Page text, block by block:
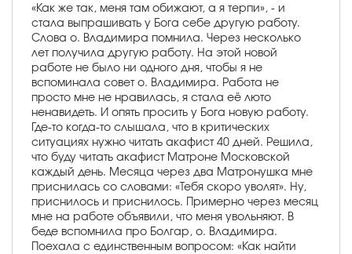
«Как же так, меня там обижают, а я терпи», - и
стала выпрашивать у Бога себе другую работу.
Слова о. Владимира помнила. Через несколько
лет получила другую работу. На этой новой
работе не было ни одного дня, чтобы я не
вспоминала совет о. Владимира. Работа не
просто мне не нравилась, я стала её люто
ненавидеть. И опять просить у Бога новую работу.
Где-то когда-то слышала, что в критических
ситуациях нужно читать акафист 40 дней. Решила,
что буду читать акафист Матроне Московской
каждый день. Месяца через два Матронушка мне
приснилась со словами: «Тебя скоро уволят». Ну,
приснилось и приснилось. Примерно через месяц
мне на работе объявили, что меня увольняют. В
беде вспомнила про Болгар, о. Владимира.
Поехала с единственным вопросом: «Как найти